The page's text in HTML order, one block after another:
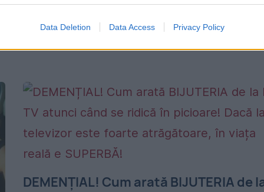
Data Deletion Data Access Privacy Policy
se teme de o a treia, de...
DEMENȚIAL! Cum arată BIJUTERIA de